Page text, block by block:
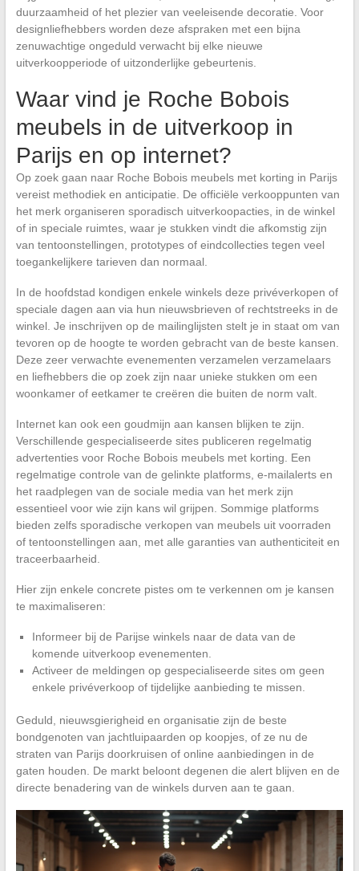
duurzaamheid of het plezier van veeleisende decoratie. Voor
designliefhebbers worden deze afspraken met een bijna
zenuwachtige ongeduld verwacht bij elke nieuwe
uitverkoopperiode of uitzonderlijke gebeurtenis.
Waar vind je Roche Bobois
meubels in de uitverkoop in
Parijs en op internet?
Op zoek gaan naar Roche Bobois meubels met korting in Parijs
vereist methodiek en anticipatie. De officiële verkooppunten van
het merk organiseren sporadisch uitverkoopacties, in de winkel
of in speciale ruimtes, waar je stukken vindt die afkomstig zijn
van tentoonstellingen, prototypes of eindcollecties tegen veel
toegankelijkere tarieven dan normaal.
In de hoofdstad kondigen enkele winkels deze privéverkopen of
speciale dagen aan via hun nieuwsbrieven of rechtstreeks in de
winkel. Je inschrijven op de mailinglijsten stelt je in staat om van
tevoren op de hoogte te worden gebracht van de beste kansen.
Deze zeer verwachte evenementen verzamelen verzamelaars
en liefhebbers die op zoek zijn naar unieke stukken om een
woonkamer of eetkamer te creëren die buiten de norm valt.
Internet kan ook een goudmijn aan kansen blijken te zijn.
Verschillende gespecialiseerde sites publiceren regelmatig
advertenties voor Roche Bobois meubels met korting. Een
regelmatige controle van de gelinkte platforms, e-mailalerts en
het raadplegen van de sociale media van het merk zijn
essentieel voor wie zijn kans wil grijpen. Sommige platforms
bieden zelfs sporadische verkopen van meubels uit voorraden
of tentoonstellingen aan, met alle garanties van authenticiteit en
traceerbaarheid.
Hier zijn enkele concrete pistes om te verkennen om je kansen
te maximaliseren:
Informeer bij de Parijse winkels naar de data van de
komende uitverkoop evenementen.
Activeer de meldingen op gespecialiseerde sites om geen
enkele privéverkoop of tijdelijke aanbieding te missen.
Geduld, nieuwsgierigheid en organisatie zijn de beste
bondgenoten van jachtluipaarden op koopjes, of ze nu de
straten van Parijs doorkruisen of online aanbiedingen in de
gaten houden. De markt beloont degenen die alert blijven en de
directe benadering van de winkels durven aan te gaan.